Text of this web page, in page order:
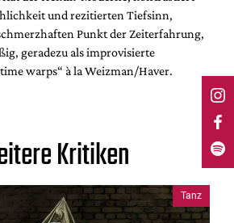
und rezitierten Tiefsinn,
Punkt der Zeiterfahrung,
geradezu als improvisierte
warps“ à la Weizman/Haver.
Kritiken
Tanz